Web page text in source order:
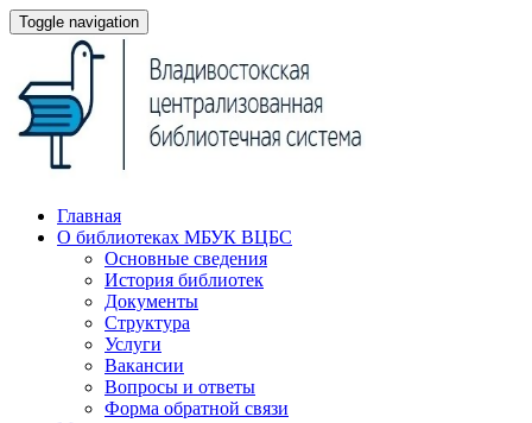
Toggle navigation
Главная
О библиотеках МБУК ВЦБС
Основные сведения
История библиотек
Документы
Структура
Услуги
Вакансии
Вопросы и ответы
Форма обратной связи